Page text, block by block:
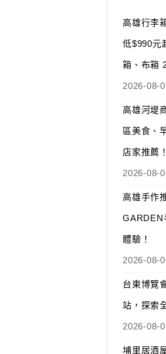
高雄行李
低$990元
箱、布箱
2026-08-
高雄河堤
區美食、
店家推薦！
2026-08-
高雄手作
GARDEN
體驗！
2026-08-
台東博覽
站，探索
2026-08-
埔里居酒